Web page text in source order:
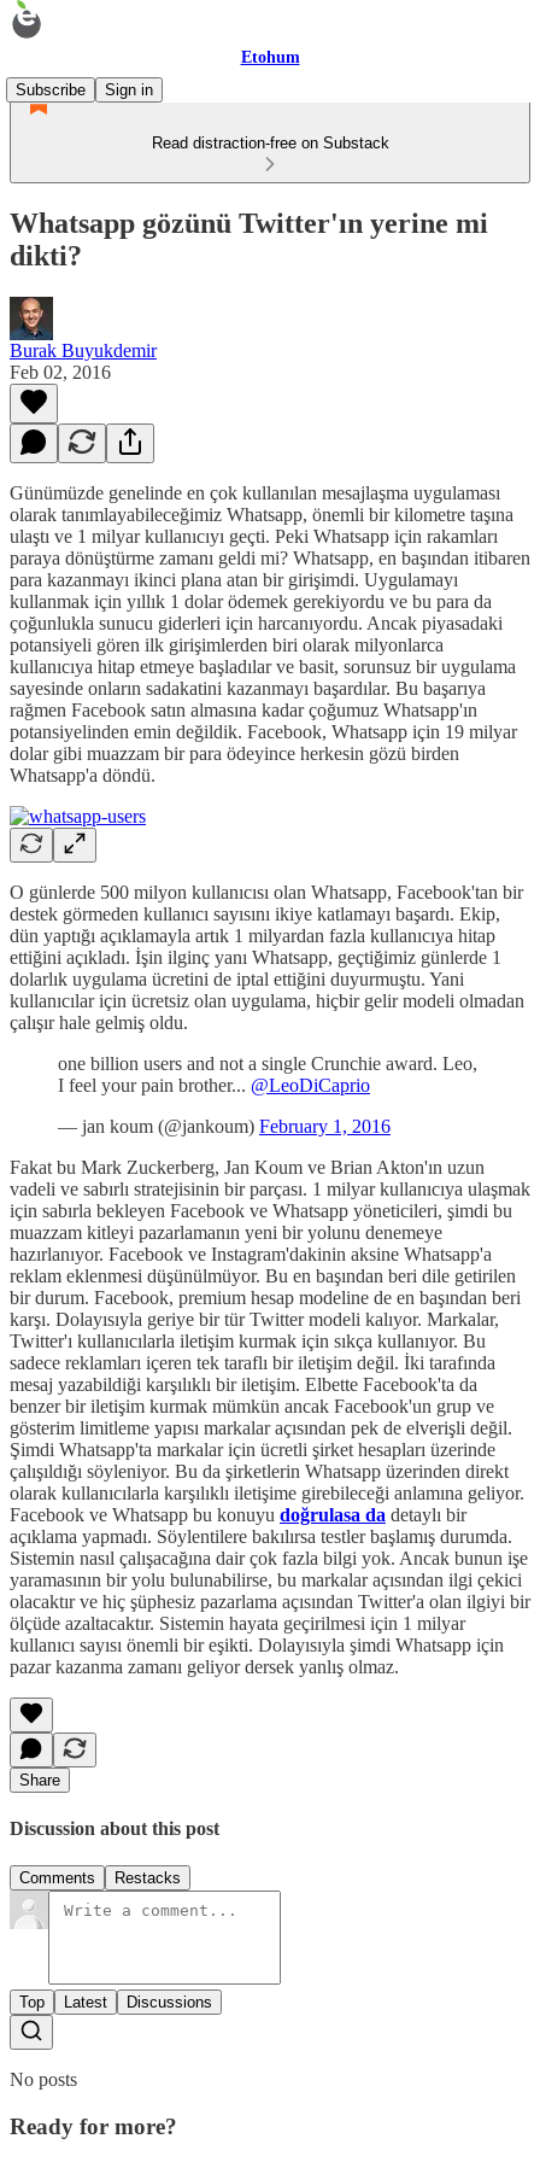
Etohum
Subscribe
Sign in
Read distraction-free on Substack
Whatsapp gözünü Twitter'ın yerine mi
dikti?
Burak Buyukdemir
Feb 02, 2016
Günümüzde genelinde en çok kullanılan mesajlaşma uygulaması
olarak tanımlayabileceğimiz Whatsapp, önemli bir kilometre taşına
ulaştı ve 1 milyar kullanıcıyı geçti. Peki Whatsapp için rakamları
paraya dönüştürme zamanı geldi mi? Whatsapp, en başından itibaren
para kazanmayı ikinci plana atan bir girişimdi. Uygulamayı
kullanmak için yıllık 1 dolar ödemek gerekiyordu ve bu para da
çoğunlukla sunucu giderleri için harcanıyordu. Ancak piyasadaki
potansiyeli gören ilk girişimlerden biri olarak milyonlarca
kullanıcıya hitap etmeye başladılar ve basit, sorunsuz bir uygulama
sayesinde onların sadakatini kazanmayı başardılar. Bu başarıya
rağmen Facebook satın almasına kadar çoğumuz Whatsapp'ın
potansiyelinden emin değildik. Facebook, Whatsapp için 19 milyar
dolar gibi muazzam bir para ödeyince herkesin gözü birden
Whatsapp'a döndü.
O günlerde 500 milyon kullanıcısı olan Whatsapp, Facebook'tan bir
destek görmeden kullanıcı sayısını ikiye katlamayı başardı. Ekip,
dün yaptığı açıklamayla artık 1 milyardan fazla kullanıcıya hitap
ettiğini açıkladı. İşin ilginç yanı Whatsapp, geçtiğimiz günlerde 1
dolarlık uygulama ücretini de iptal ettiğini duyurmuştu. Yani
kullanıcılar için ücretsiz olan uygulama, hiçbir gelir modeli olmadan
çalışır hale gelmiş oldu.
one billion users and not a single Crunchie award. Leo,
I feel your pain brother... @LeoDiCaprio
— jan koum (@jankoum) February 1, 2016
Fakat bu Mark Zuckerberg, Jan Koum ve Brian Akton'ın uzun
vadeli ve sabırlı stratejisinin bir parçası. 1 milyar kullanıcıya ulaşmak
için sabırla bekleyen Facebook ve Whatsapp yöneticileri, şimdi bu
muazzam kitleyi pazarlamanın yeni bir yolunu denemeye
hazırlanıyor. Facebook ve Instagram'dakinin aksine Whatsapp'a
reklam eklenmesi düşünülmüyor. Bu en başından beri dile getirilen
bir durum. Facebook, premium hesap modeline de en başından beri
karşı. Dolayısıyla geriye bir tür Twitter modeli kalıyor. Markalar,
Twitter'ı kullanıcılarla iletişim kurmak için sıkça kullanıyor. Bu
sadece reklamları içeren tek taraflı bir iletişim değil. İki tarafında
mesaj yazabildiği karşılıklı bir iletişim. Elbette Facebook'ta da
benzer bir iletişim kurmak mümkün ancak Facebook'un grup ve
gösterim limitleme yapısı markalar açısından pek de elverişli değil.
Şimdi Whatsapp'ta markalar için ücretli şirket hesapları üzerinde
çalışıldığı söyleniyor. Bu da şirketlerin Whatsapp üzerinden direkt
olarak kullanıcılarla karşılıklı iletişime girebileceği anlamına geliyor.
Facebook ve Whatsapp bu konuyu doğrulasa da detaylı bir
açıklama yapmadı. Söylentilere bakılırsa testler başlamış durumda.
Sistemin nasıl çalışacağına dair çok fazla bilgi yok. Ancak bunun işe
yaramasının bir yolu bulunabilirse, bu markalar açısından ilgi çekici
olacaktır ve hiç şüphesiz pazarlama açısından Twitter'a olan ilgiyi bir
ölçüde azaltacaktır. Sistemin hayata geçirilmesi için 1 milyar
kullanıcı sayısı önemli bir eşikti. Dolayısıyla şimdi Whatsapp için
pazar kazanma zamanı geliyor dersek yanlış olmaz.
Share
Discussion about this post
Comments Restacks
Top Latest Discussions
No posts
Ready for more?